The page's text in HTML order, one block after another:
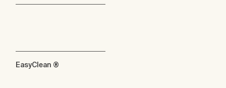
EasyClean ®